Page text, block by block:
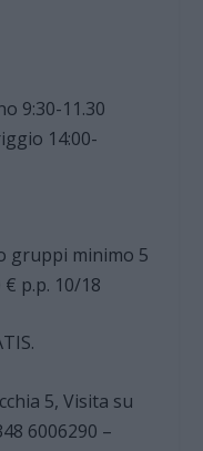
9:30-11.30
14:00-
gruppi minimo 5
p.p. 10/18
5, Visita su
6006290 –